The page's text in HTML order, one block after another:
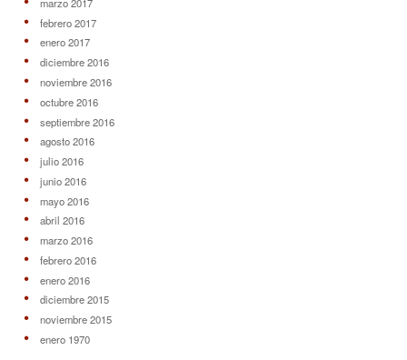
febrero 2017
enero 2017
diciembre 2016
noviembre 2016
octubre 2016
septiembre 2016
agosto 2016
julio 2016
junio 2016
mayo 2016
abril 2016
marzo 2016
febrero 2016
enero 2016
diciembre 2015
noviembre 2015
enero 1970